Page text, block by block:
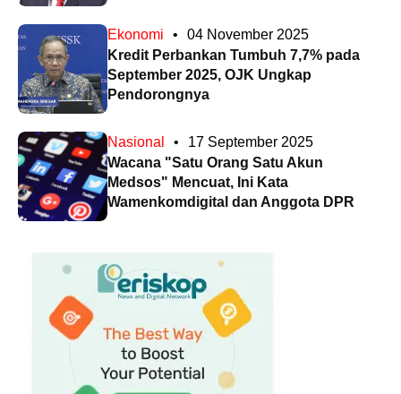
Ekonomi •
04 November 2025
Kredit Perbankan Tumbuh 7,7% pada
September 2025, OJK Ungkap
Pendorongnya
Nasional •
17 September 2025
Wacana "Satu Orang Satu Akun
Medsos" Mencuat, Ini Kata
Wamenkomdigital dan Anggota DPR